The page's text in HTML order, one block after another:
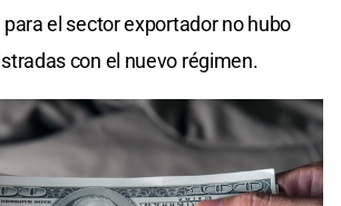
el sector exportador no hubo
con el nuevo régimen.